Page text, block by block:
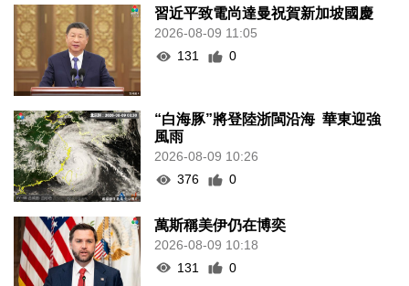
習近平致電尚達曼祝賀新加坡國慶
2026-08-09 11:05
131
0
“白海豚”將登陸浙閩沿海 華東迎強
風雨
2026-08-09 10:26
376
0
萬斯稱美伊仍在博奕
2026-08-09 10:18
131
0